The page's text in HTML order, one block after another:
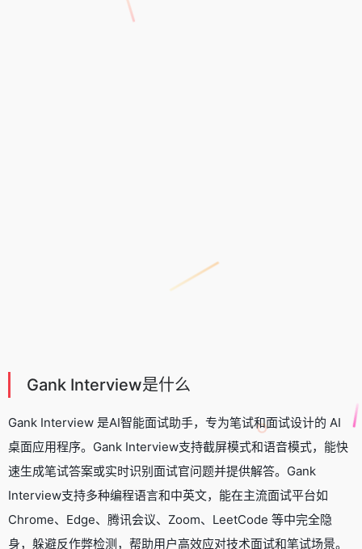
Gank Interview是什么
Gank Interview 是AI智能面试助手，专为笔试和面试设计的 AI
桌面应用程序。Gank Interview支持截屏模式和语音模式，能快
速生成笔试答案或实时识别面试官问题并提供解答。Gank
Interview支持多种编程语言和中英文，能在主流面试平台如
Chrome、Edge、腾讯会议、Zoom、LeetCode 等中完全隐
身，躲避反作弊检测，帮助用户高效应对技术面试和笔试场景。